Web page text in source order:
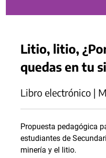
Litio, litio,
quedas en tu
Libro electrónico |
Propuesta pedagógica
estudiantes de
minería y el litio.